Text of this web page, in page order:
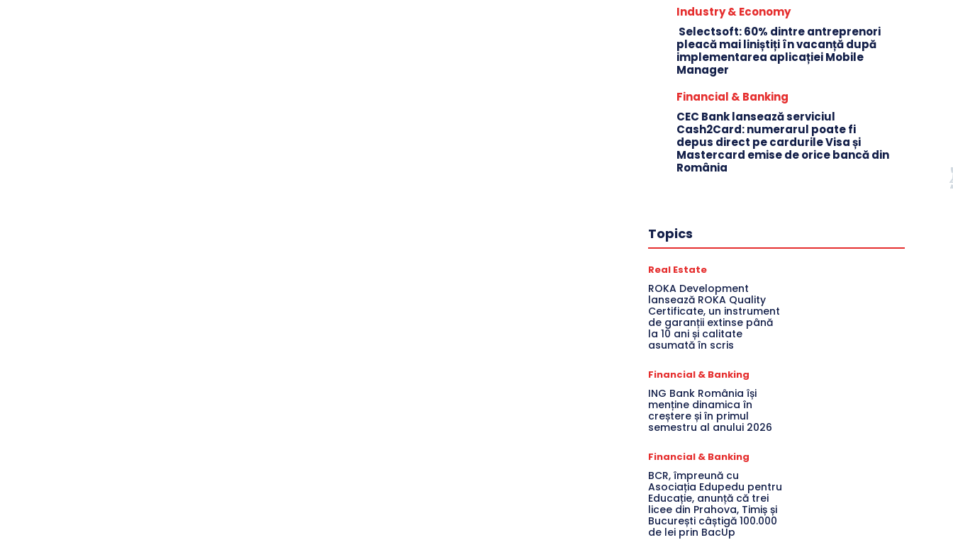
Industry & Economy
Selectsoft: 60% dintre antreprenori
pleacă mai liniștiți în vacanță după
implementarea aplicației Mobile
Manager
Financial & Banking
CEC Bank lansează serviciul
Cash2Card: numerarul poate fi
depus direct pe cardurile Visa și
Mastercard emise de orice bancă din
România
Topics
Real Estate
ROKA Development
lansează ROKA Quality
Certificate, un instrument
de garanții extinse până
la 10 ani și calitate
asumată în scris
Financial & Banking
ING Bank România își
menține dinamica în
creștere și în primul
semestru al anului 2026
Financial & Banking
BCR, împreună cu
Asociația Edupedu pentru
Educație, anunță că trei
licee din Prahova, Timiș și
București câștigă 100.000
de lei prin BacUp